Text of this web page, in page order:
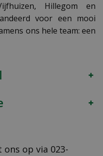
Hillegom en
voor een mooi
ons hele team: een
ons op via 023-